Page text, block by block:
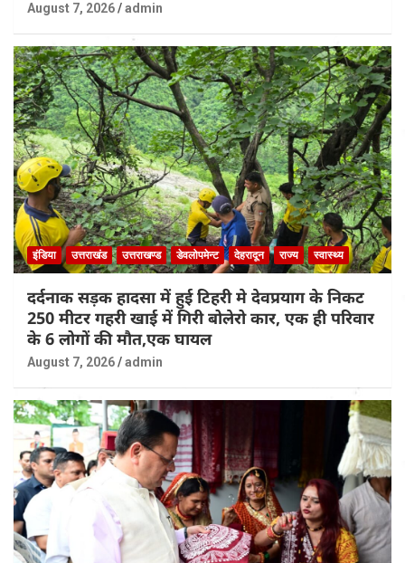
August 7, 2026 admin
इंडिया उत्तराखंड उत्तराखण्ड डेवलोपमेन्ट देहरादून राज्य स्वास्थ्य
दर्दनाक सड़क हादसा में हुई टिहरी मे देवप्रयाग के निकट
250 मीटर गहरी खाई में गिरी बोलेरो कार, एक ही परिवार
के 6 लोगों की मौत,एक घायल
August 7, 2026 admin